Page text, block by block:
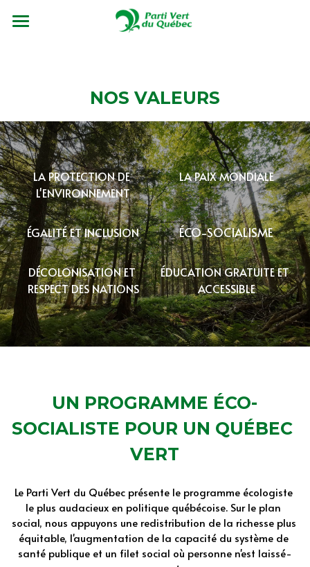
Profils recherchés
Vidéo Informative
Contact
Devenez candidat-e
NOS VALEURS
LA PROTECTION DE
L'ENVIRONNEMENT
LA PAIX MONDIALE
ÉGALITÉ ET INCLUSION ÉCO-SOCIALISME
DÉCOLONISATION ET
RESPECT DES NATIONS
ÉDUCATION GRATUITE ET
ACCESSIBLE
UN PROGRAMME ÉCO-
SOCIALISTE POUR UN QUÉBEC
VERT
Le Parti Vert du Québec présente le programme écologiste
le plus audacieux en politique québécoise. Sur le plan
social, nous appuyons une redistribution de la richesse plus
équitable, l'augmentation de la capacité du système de
santé publique et un filet social où personne n'est laissé-